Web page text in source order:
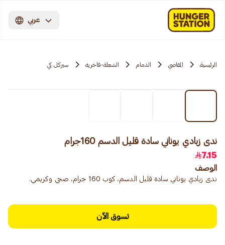
عربي
الرئيسية المقاضي الدمام الشعلة-فاخريه سيركل كي
ندى زبادي يوناني سادة قليل الدسم 160جرام
7.15
الوصف
ندى زبادي يوناني سادة قليل الدسم، كوب 160 جرام، صحي وكريمي.
تسوق الآن